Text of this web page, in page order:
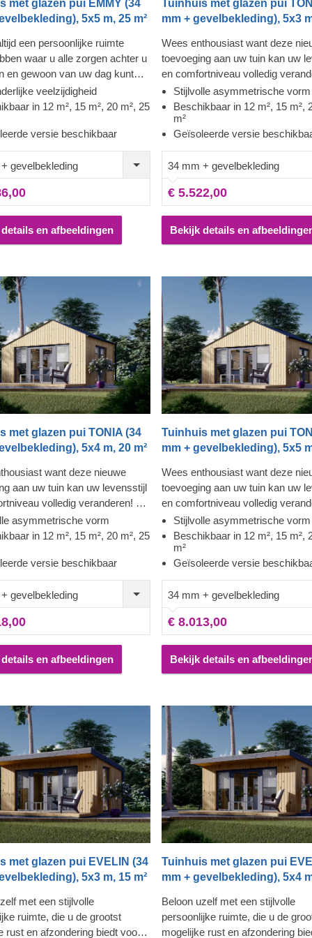
met glazen pui EMMY (34
5x5 m, 25 m²
een persoonlijke ruimte
waar u alle zorgen achter u
en gewoon van uw dag kunt
Een van onze nieuwste houten
EMMY, beschikbaar in 4
afmetingen (12 m², 15 m²,
m²), zal elk moment dat u daar
uitzonderlijk maken. Of u er nu
om er de uitbreiding van uw
van te maken, een
thuisgym of een externe
zal u op de best mogelijke
dienst zijn. Voor uw ultieme
veelzijdigheid
in 12 m², 15 m², 20 m², 25
versie beschikbaar
gevelbekleding
en afbeeldingen
Tuinhuis met glazen pui
mm + gevelbekleding), 5x3
Wees enthousiast want deze
toevoeging aan uw tuin kan uw
en comfortniveau volledig
unieke model uit onze
collectie tuingebouwen heeft een
asymmetrisch dak, eigentijdse
gevelbekleding en een
moderne touch. Houten huis
beschikbaar in 4 verschillende
m², 15 m², 20 m² and 25 m²) en
broodnodige ruimte bieden om uw
uw ultieme gemak is er ook een
geïsoleerde versie van dit model
Stijlvolle asymmetrische vorm
Beschikbaar in 12 m², 15 m²,
m²
Geïsoleerde versie
34 mm + gevelbekleding
€ 5.522,00
Bekijk details en
met glazen pui TONIA (34
5x4 m, 20 m²
want deze nieuwe
aan uw tuin kan uw levensstijl
volledig veranderen! Dit
uit onze hedendaagse
heeft een
dak, eigentijdse
en een opvallende
touch. Houten huis TONIA is
in 4 verschillende maten (12
20 m² and 25 m²) en zal u de
ruimte bieden om uw
gemak is er ook een
versie van dit model
asymmetrische vorm
in 12 m², 15 m², 20 m², 25
versie beschikbaar
gevelbekleding
en afbeeldingen
Tuinhuis met glazen pui
mm + gevelbekleding), 5x5
Wees enthousiast want deze
toevoeging aan uw tuin kan uw
en comfortniveau volledig
unieke model uit onze
collectie tuingebouwen heeft een
asymmetrisch dak, eigentijdse
gevelbekleding en een
moderne touch. Houten huis
beschikbaar in 4 verschillende
m², 15 m², 20 m² and 25 m²) en
broodnodige ruimte bieden om uw
uw ultieme gemak is er ook een
geïsoleerde versie van dit model
Stijlvolle asymmetrische vorm
Beschikbaar in 12 m², 15 m²,
m²
Geïsoleerde versie
34 mm + gevelbekleding
€ 8.013,00
Bekijk details en
met glazen pui EVELIN (34
5x3 m, 15 m²
met een stijlvolle
ruimte, die u de grootst
rust en afzondering biedt voor
Tuinhuis met glazen pui
mm + gevelbekleding), 5x4
Beloon uzelf met een stijlvolle
persoonlijke ruimte, die u de
mogelijke rust en afzondering